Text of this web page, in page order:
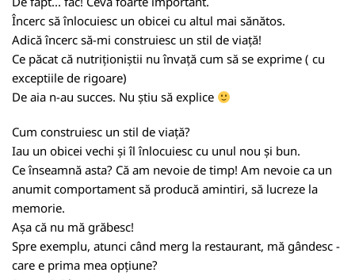
Încerc să înlocuiesc un obicei cu altul mai sănătos.
Adică încerc să-mi construiesc un stil de viață!
Ce păcat că nutriționiștii nu învață cum să se exprime ( cu
exceptiile de rigoare)
De aia n-au succes. Nu știu să explice
Cum construiesc un stil de viață?
Iau un obicei vechi și îl înlocuiesc cu unul nou și bun.
Ce înseamnă asta? Că am nevoie de timp! Am nevoie ca un
anumit comportament să producă amintiri, să lucreze la
memorie.
Așa că nu mă grăbesc!
Spre exemplu, atunci când merg la restaurant, mă gândesc -
care e prima mea opțiune?